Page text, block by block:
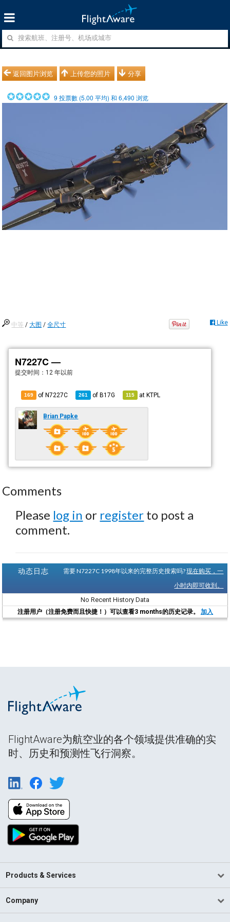
返回图片浏览 上传您的照片 分享
9 投票數 (5.00 平均) 和6,490 浏览
中等 /大图 /全尺寸 Like
N7227C —
提交时间： 12 年以前
169 of N7227C 261 ofB17G 115 atKTPL
Brian Papke
Comments
Please log in or register to post a
comment.
动态日志 需要 N7227C 1998年以来的完整历史搜索吗?现在购买，一
小时内即可收到。
No Recent History Data
注册用户（注册免费而且快捷！）可以查看3 months的历史记录。 加入
FlightAware为航空业的各个领域提供准确的实
时、历史和预测性飞行洞察。
Products & Services
Company